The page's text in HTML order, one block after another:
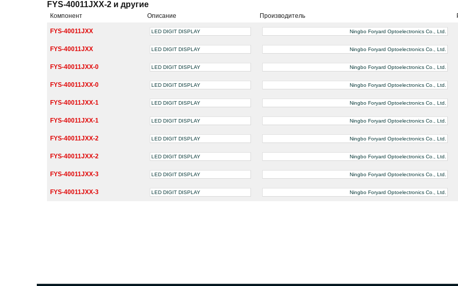
FYS-40011JXX-2 и другие
Компонент Описание Производитель
FYS-40011JXX LED DIGIT DISPLAY Ningbo Foryard Optoelectronics Co., Ltd.
FYS-40011JXX LED DIGIT DISPLAY Ningbo Foryard Optoelectronics Co., Ltd.
FYS-40011JXX-0 LED DIGIT DISPLAY Ningbo Foryard Optoelectronics Co., Ltd.
FYS-40011JXX-0 LED DIGIT DISPLAY Ningbo Foryard Optoelectronics Co., Ltd.
FYS-40011JXX-1 LED DIGIT DISPLAY Ningbo Foryard Optoelectronics Co., Ltd.
FYS-40011JXX-1 LED DIGIT DISPLAY Ningbo Foryard Optoelectronics Co., Ltd.
FYS-40011JXX-2 LED DIGIT DISPLAY Ningbo Foryard Optoelectronics Co., Ltd.
FYS-40011JXX-2 LED DIGIT DISPLAY Ningbo Foryard Optoelectronics Co., Ltd.
FYS-40011JXX-3 LED DIGIT DISPLAY Ningbo Foryard Optoelectronics Co., Ltd.
FYS-40011JXX-3 LED DIGIT DISPLAY Ningbo Foryard Optoelectronics Co., Ltd.